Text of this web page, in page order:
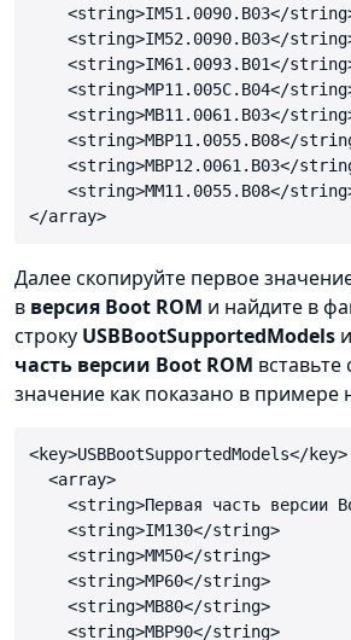
<string>IM51.0090.B03</
<string>IM52.0090.B03</
<string>IM61.0093.B01</
<string>MP11.005C.B04</
<string>MB11.0061.B03</
<string>MBP11.0055.B08</
<string>MBP12.0061.B03</
<string>MM11.0055.B08</
</array>
Далее скопируйте первое
в версия Boot ROM и найдите в
строку USBBootSupportedModels
часть версии Boot ROM
значение как показано в примере
<key>USBBootSupportedModels</key>
  <array>
<string>Первая часть версии
    <string>IM130</string>
    <string>MM50</string>
    <string>MP60</string>
    <string>MB80</string>
    <string>MBP90</string>